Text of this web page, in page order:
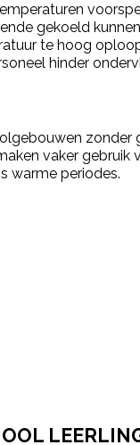
gekoeld
te hoog
hinder
zonder
vaker gebruik
warme periodes.